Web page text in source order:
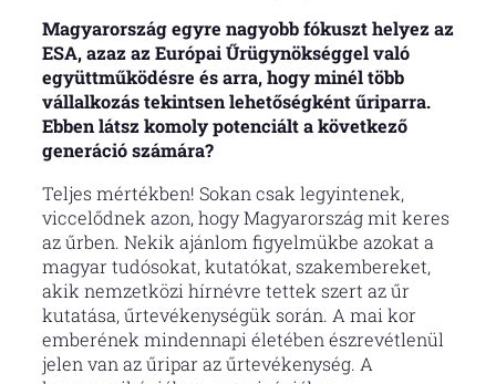
Magyarország egyre nagyobb fókuszt helyez az
ESA, azaz az Európai Űrügynökséggel való
együttműködésre és arra, hogy minél több
vállalkozás tekintsen lehetőségként űriparra.
Ebben látsz komoly potenciált a következő
generáció számára?
Teljes mértékben! Sokan csak legyintenek,
viccelődnek azon, hogy Magyarország mit keres
az űrben. Nekik ajánlom figyelmükbe azokat a
magyar tudósokat, kutatókat, szakembereket,
akik nemzetközi hírnévre tettek szert az űr
kutatása, űrtevékenységük során. A mai kor
emberének mindennapi életében észrevétlenül
jelen van az űripar az űrtevékenység. A